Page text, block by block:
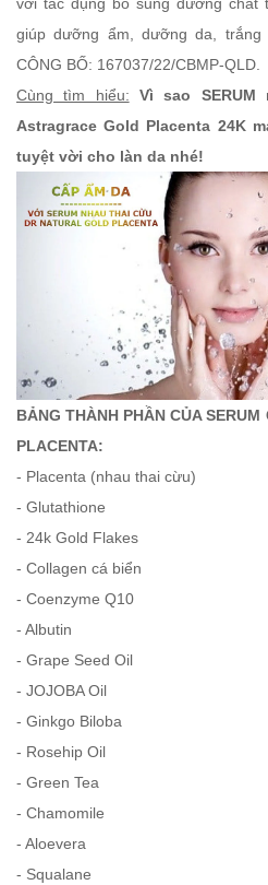
giúp dưỡng ẩm, dưỡng da,
CÔNG BỐ: 167037/22/CBMP-QLD.
Cùng tìm hiểu:
Vì sao S
Astragrace Gold Placenta 24K
tuyệt vời cho làn da nhé!
BẢNG THÀNH PHẦN CỦA
PLACENTA:
- Placenta (nhau thai cừu)
- Glutathione
- 24k Gold Flakes
- Collagen cá biển
- Coenzyme Q10
- Albutin
- Grape Seed Oil
- JOJOBA Oil
- Ginkgo Biloba
- Rosehip Oil
- Green Tea
- Chamomile
- Aloevera
- Squalane